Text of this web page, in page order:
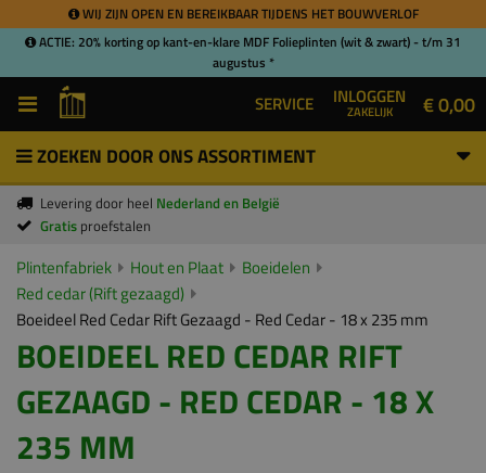
WIJ ZIJN OPEN EN BEREIKBAAR TIJDENS HET BOUWVERLOF
ACTIE: 20% korting op kant-en-klare MDF Folieplinten (wit & zwart) - t/m 31
augustus *
SERVICE INLOGGEN
ZAKELIJK € 0,00
ZOEKEN DOOR ONS ASSORTIMENT
Levering door heel Nederland en België
Gratis proefstalen
Plintenfabriek Hout en Plaat
Boeidelen
Red cedar (Rift gezaagd)
Boeideel Red Cedar Rift Gezaagd - Red Cedar - 18 x 235 mm
BOEIDEEL RED CEDAR RIFT
GEZAAGD - RED CEDAR - 18 X
235 MM